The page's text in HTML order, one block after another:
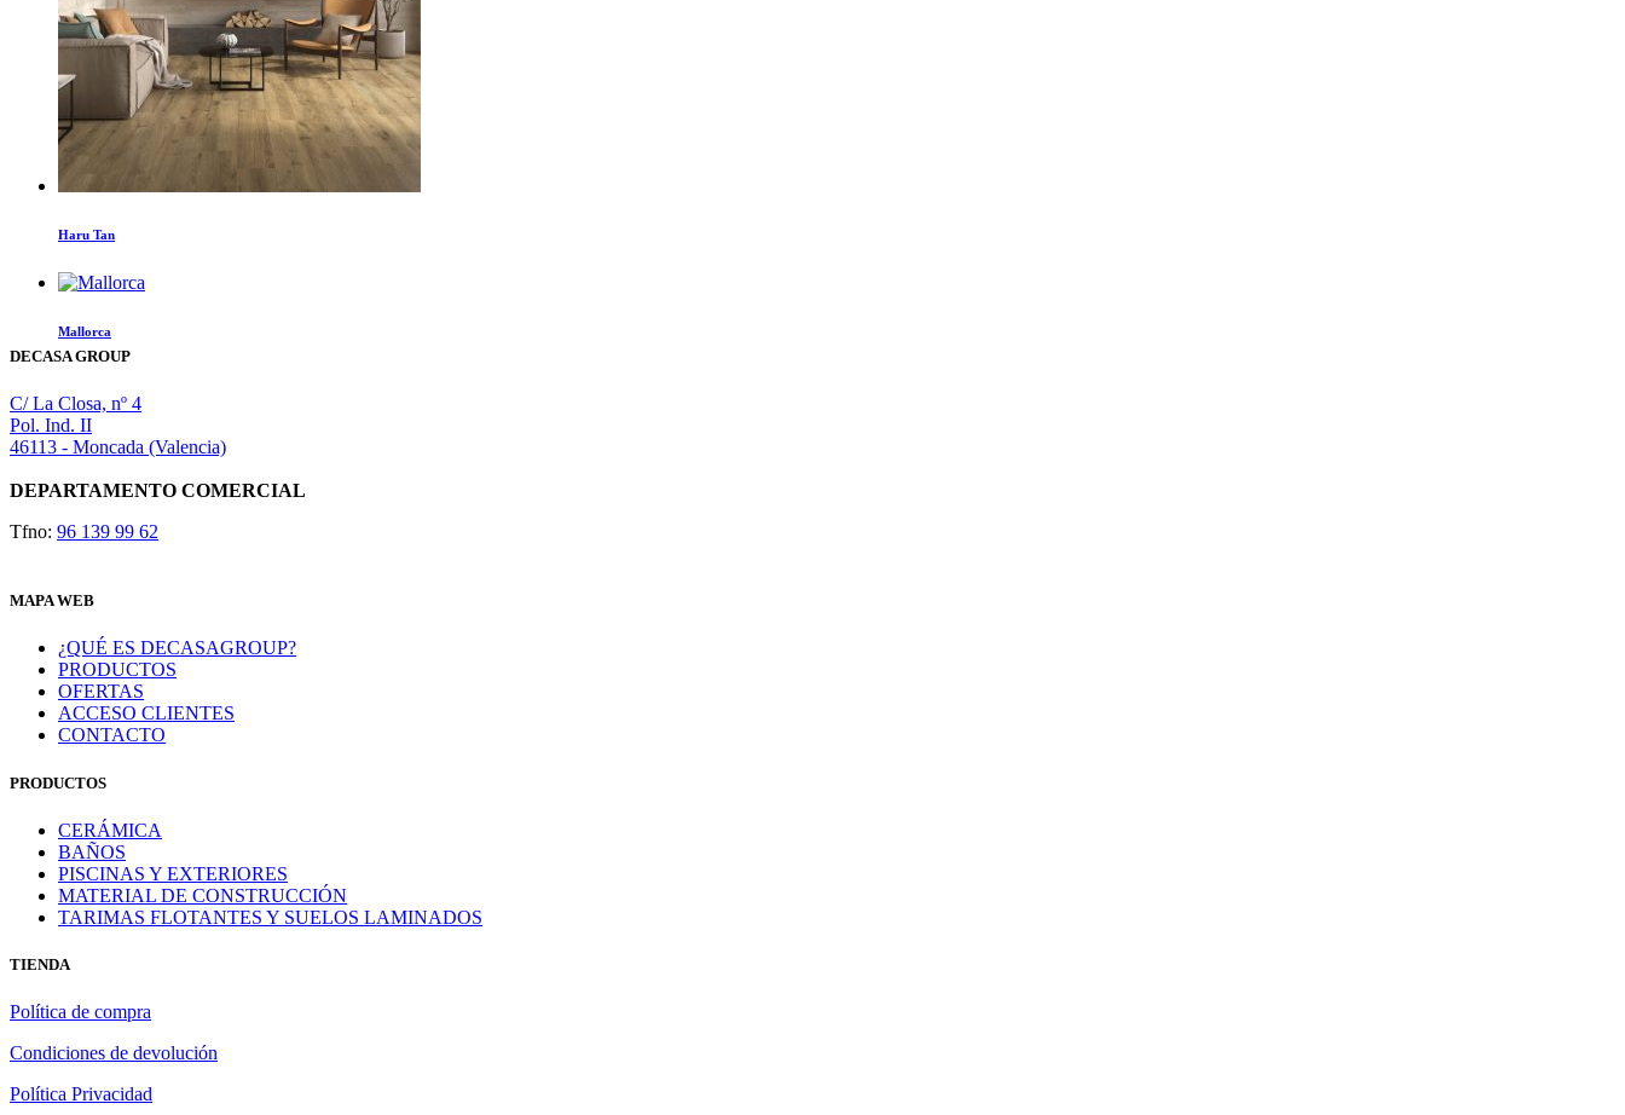
Haru Tan
Mallorca
DECASA GROUP
C/ La Closa, nº 4
Pol. Ind. II
46113 - Moncada (Valencia)
DEPARTAMENTO COMERCIAL
Tfno: 96 139 99 62
MAPA WEB
¿QUÉ ES DECASAGROUP?
PRODUCTOS
OFERTAS
ACCESO CLIENTES
CONTACTO
PRODUCTOS
CERÁMICA
BAÑOS
PISCINAS Y EXTERIORES
MATERIAL DE CONSTRUCCIÓN
TARIMAS FLOTANTES Y SUELOS LAMINADOS
TIENDA
Política de compra
Condiciones de devolución
Política Privacidad